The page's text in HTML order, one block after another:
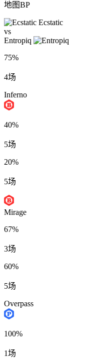
地图BP
Ecstatic
vs
Entropiq
75%
4场
Inferno
40%
5场
20%
5场
Mirage
67%
3场
60%
5场
Overpass
100%
1场